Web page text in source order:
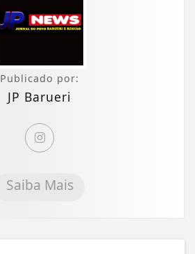
Publicado por:
JP Barueri
Saiba Mais